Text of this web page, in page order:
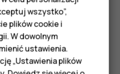
Google zostanie
telefonu.
Google
Google, dotknij
wszystko”,
plików cookie i
W dowolnym
ustawienia.
„Ustawienia plików